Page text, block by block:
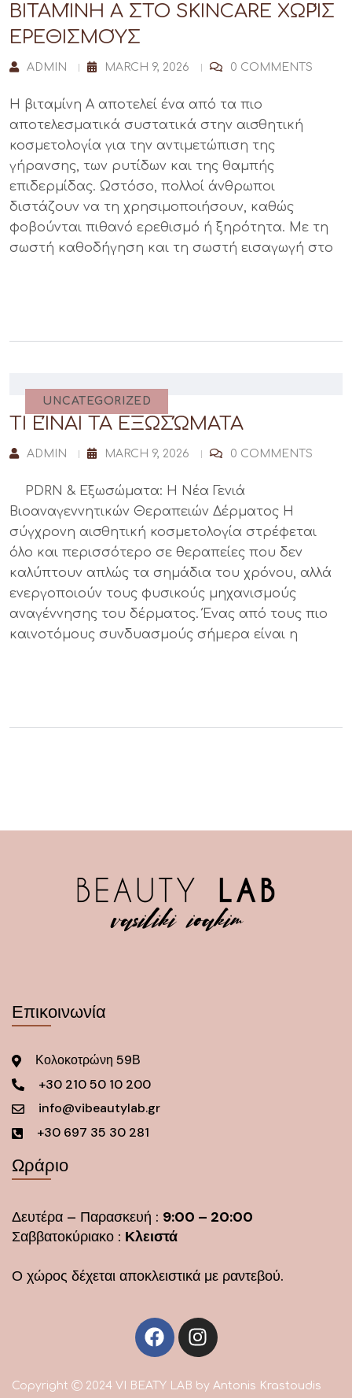
ΒΙΤΑΜΊΝΗ Α ΣΤΟ SKINCARE ΧΩΡΊΣ
ΕΡΕΘΙΣΜΟΎΣ
ADMIN MARCH 9, 2026 0 COMMENTS
Η βιταμίνη Α αποτελεί ένα από τα πιο
αποτελεσματικά συστατικά στην αισθητική
κοσμετολογία για την αντιμετώπιση της
γήρανσης, των ρυτίδων και της θαμπής
επιδερμίδας. Ωστόσο, πολλοί άνθρωποι
διστάζουν να τη χρησιμοποιήσουν, καθώς
φοβούνται πιθανό ερεθισμό ή ξηρότητα. Με τη
σωστή καθοδήγηση και τη σωστή εισαγωγή στο
UNCATEGORIZED
ΤΙ ΕΊΝΑΙ ΤΑ ΕΞΩΣΏΜΑΤΑ
ADMIN MARCH 9, 2026 0 COMMENTS
PDRN & Εξωσώματα: Η Νέα Γενιά
Βιοαναγεννητικών Θεραπειών Δέρματος Η
σύγχρονη αισθητική κοσμετολογία στρέφεται
όλο και περισσότερο σε θεραπείες που δεν
καλύπτουν απλώς τα σημάδια του χρόνου, αλλά
ενεργοποιούν τους φυσικούς μηχανισμούς
αναγέννησης του δέρματος. Ένας από τους πιο
καινοτόμους συνδυασμούς σήμερα είναι η
Επικοινωνία
Κολοκοτρώνη 59Β
+30 210 50 10 200
info@vibeautylab.gr
+30 697 35 30 281
Ωράριο
Δευτέρα – Παρασκευή : 9:00 – 20:00
Σαββατοκύριακο : Κλειστά
Ο χώρος δέχεται αποκλειστικά με ραντεβού.
Copyright 2024 VI BEATY LAB by Antonis Krastoudis